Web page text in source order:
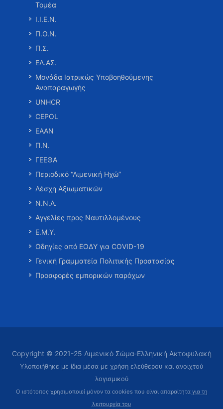
Τομέα
Ι.Ι.Ε.Ν.
Π.Ο.Ν.
Π.Σ.
ΕΛ.ΑΣ.
Μονάδα Ιατρικώς Υποβοηθούμενης
Αναπαραγωγής
UNHCR
CEPOL
ΕΑΑΝ
Π.Ν.
ΓΕΕΘΑ
Περιοδικό “Λιμενική Ηχώ”
Λέσχη Αξιωματικών
Ν.Ν.Α.
Αγγελίες προς Ναυτιλλομένους
Ε.Μ.Υ.
Οδηγίες από ΕΟΔΥ για COVID-19
Γενική Γραμματεία Πολιτικής Προστασίας
Προσφορές εμπορικών παρόχων
Copyright © 2021-25 Λιμενικό Σώμα-Ελληνική Ακτοφυλακή
Υλοποιήθηκε με ίδια μέσα με χρήση ελεύθερου και ανοιχτού
λογισμικού
Ο ιστότοπος χρησιμοποιεί μόνον τα cookies που είναι απαραίτητα για τη
λειτουργία του